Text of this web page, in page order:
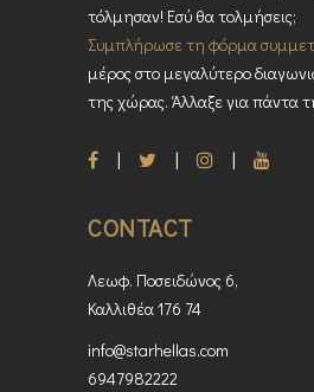
τόλμησαν! Εσύ θα τολμήσεις;
Συμπλήρωσε τη φόρμα
μέρος στο μεγαλύτερο
της χώρας. Άλλαξε για πάντα
CONTACT
Λεωφ. Ποσειδώνος 6,
Καλλιθέα 176 74
info@starhellas.com
6947982222